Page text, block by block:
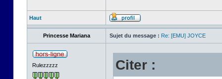
Haut
Princesse Mariana Sujet du message : Re: [EMU] JOYCE
Rulezzzzz Citer :